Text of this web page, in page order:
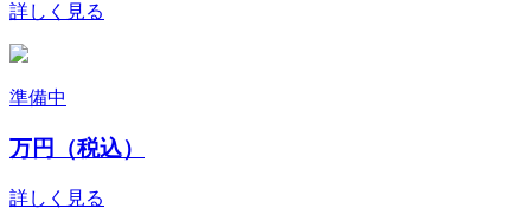
詳しく見る
準備中
万円（税込）
詳しく見る